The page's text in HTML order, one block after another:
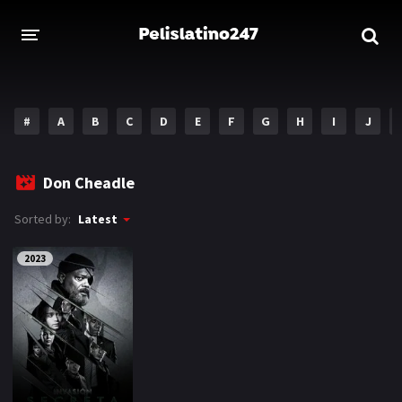
ESTRENOS 2023
Drama
DISNEY
HBO MAX
AMAZON PRIME
# A B C D E F G H I J
Don Cheadle
Sorted by: Latest
2023